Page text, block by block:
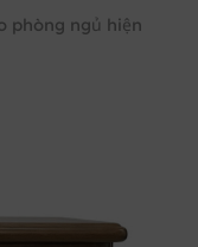
phòng ngủ hiện